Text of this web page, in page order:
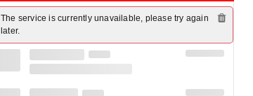
The service is currently unavailable, please try again
later.